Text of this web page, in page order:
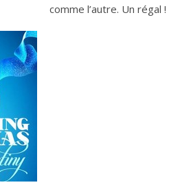
comme l’autre. Un régal !